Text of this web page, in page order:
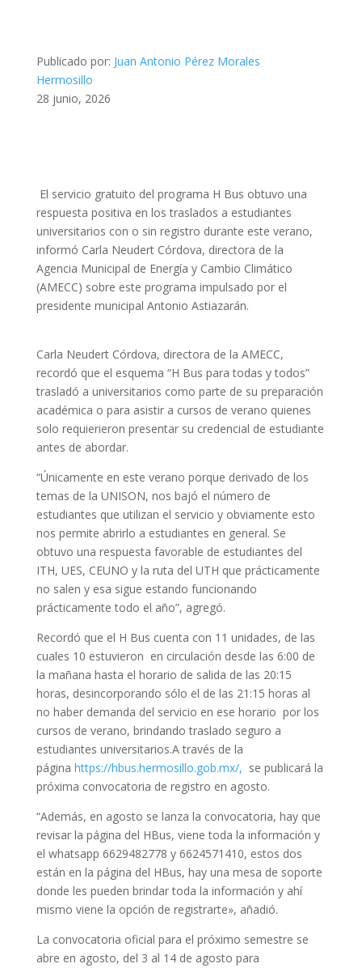
Publicado por: Juan Antonio Pérez Morales
Hermosillo
28 junio, 2026
El servicio gratuito del programa H Bus obtuvo una
respuesta positiva en los traslados a estudiantes
universitarios con o sin registro durante este verano,
informó Carla Neudert Córdova, directora de la
Agencia Municipal de Energía y Cambio Climático
(AMECC) sobre este programa impulsado por el
presidente municipal Antonio Astiazarán.
Carla Neudert Córdova, directora de la AMECC,
recordó que el esquema “H Bus para todas y todos”
trasladó a universitarios como parte de su preparación
académica o para asistir a cursos de verano quienes
solo requierieron presentar su credencial de estudiante
antes de abordar.
“Únicamente en este verano porque derivado de los
temas de la UNISON, nos bajó el número de
estudiantes que utilizan el servicio y obviamente esto
nos permite abrirlo a estudiantes en general. Se
obtuvo una respuesta favorable de estudiantes del
ITH, UES, CEUNO y la ruta del UTH que prácticamente
no salen y esa sigue estando funcionando
prácticamente todo el año”, agregó.
Recordó que el H Bus cuenta con 11 unidades, de las
cuales 10 estuvieron en circulación desde las 6:00 de
la mañana hasta el horario de salida de las 20:15
horas, desincorporando sólo el de las 21:15 horas al
no haber demanda del servicio en ese horario por los
cursos de verano, brindando traslado seguro a
estudiantes universitarios.A través de la
página https://hbus.hermosillo.gob.mx/, se publicará la
próxima convocatoria de registro en agosto.
“Además, en agosto se lanza la convocatoria, hay que
revisar la página del HBus, viene toda la información y
el whatsapp 6629482778 y 6624571410, estos dos
están en la página del HBus, hay una mesa de soporte
donde les pueden brindar toda la información y ahí
mismo viene la opción de registrarte», añadió.
La convocatoria oficial para el próximo semestre se
abre en agosto, del 3 al 14 de agosto para